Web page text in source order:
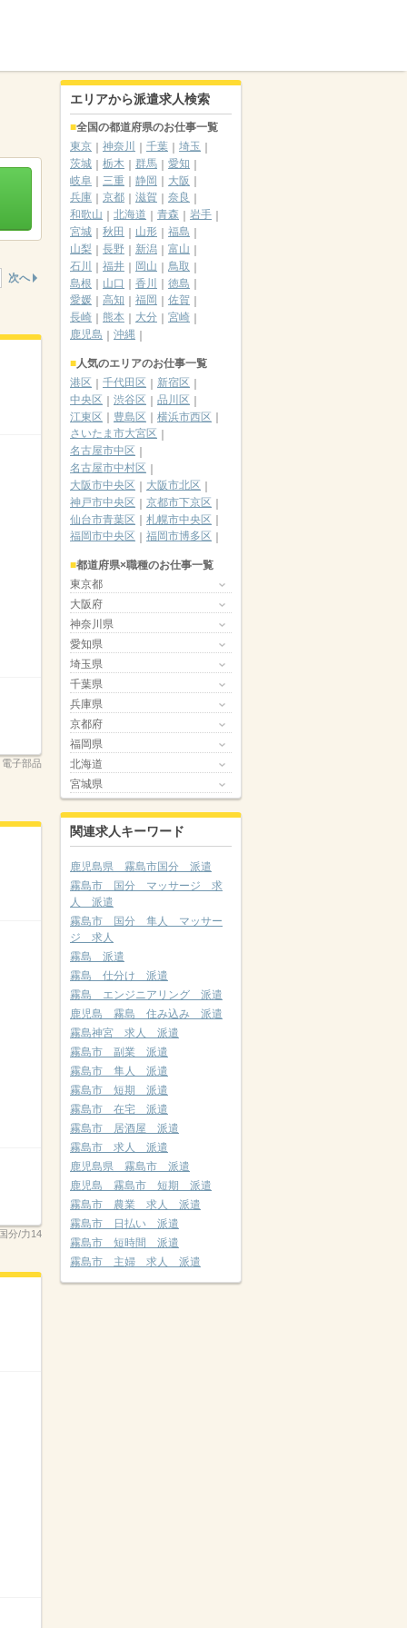
次へ
子部品
分/力14
エリアから派遣求人検索
全国の都道府県のお仕事一覧
東京
神奈川 千葉
埼玉
茨城
栃木 群馬
愛知
岐阜
三重 静岡
大阪
兵庫
京都 滋賀
奈良
和歌山
北海道 青森
岩手
宮城
秋田 山形
福島
山梨
長野 新潟
富山
石川
福井 岡山
鳥取
島根
山口 香川
徳島
愛媛
高知 福岡
佐賀
長崎
熊本 大分
宮崎
鹿児島
沖縄
人気のエリアのお仕事一覧
港区
千代田区
新宿区
中央区
渋谷区
品川区
江東区
豊島区
横浜市西区
さいたま市大宮区
名古屋市中区
名古屋市中村区
大阪市中央区
大阪市北区
神戸市中央区
京都市下京区
仙台市青葉区
札幌市中央区
福岡市中央区
福岡市博多区
都道府県×職種のお仕事一覧
東京都
大阪府
神奈川県
愛知県
埼玉県
千葉県
兵庫県
京都府
福岡県
北海道
宮城県
関連求人キーワード
鹿児島県 霧島市国分 派遣
霧島市 国分 マッサージ 求
人 派遣
霧島市 国分 隼人 マッサー
ジ 求人
霧島 派遣
霧島 仕分け 派遣
霧島 エンジニアリング 派遣
鹿児島 霧島 住み込み 派遣
霧島神宮 求人 派遣
霧島市 副業 派遣
霧島市 隼人 派遣
霧島市 短期 派遣
霧島市 在宅 派遣
霧島市 居酒屋 派遣
霧島市 求人 派遣
鹿児島県 霧島市 派遣
鹿児島 霧島市 短期 派遣
霧島市 農業 求人 派遣
霧島市 日払い 派遣
霧島市 短時間 派遣
霧島市 主婦 求人 派遣